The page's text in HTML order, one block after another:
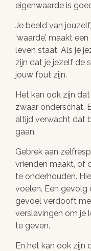
eigenwaarde is
Je beeld van
‘waarde’, maakt
leven staat. Als je
zijn dat je jezelf de
jouw fout zijn.
Het kan ook zijn
zwaar onderschat.
altijd verwacht dat
gaan.
Gebrek aan
vrienden maakt, of
te onderhouden.
voelen. Een gevolg
gevoel verdooft
verslavingen om je
te geven.
En het kan ook zijn